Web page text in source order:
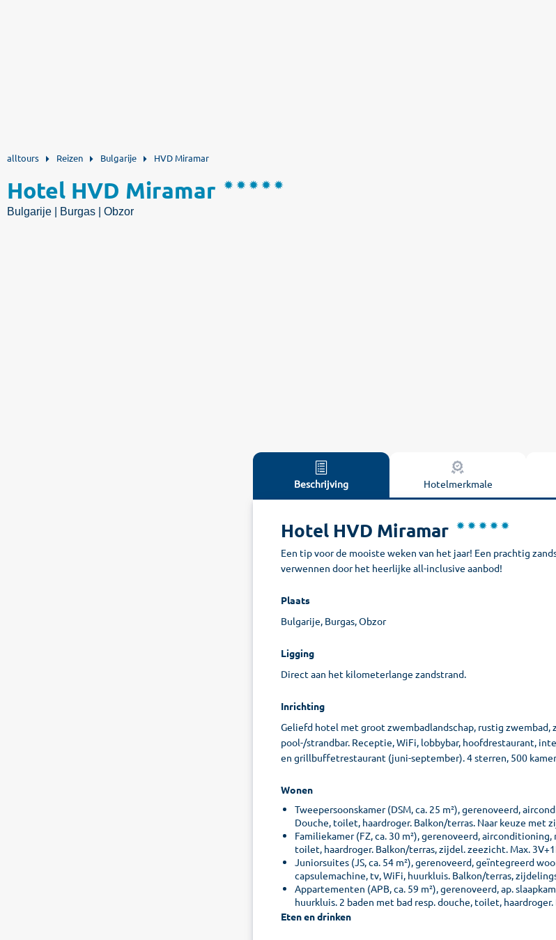
alltours Reizen Bulgarije HVD Miramar
Hotel HVD Miramar
Bulgarije | Burgas | Obzor
Beschrijving Hotelmerkmale
Hotel HVD Miramar
Een tip voor de mooiste weken van het jaar! Een prachtig
verwennen door het heerlijke all-inclusive aanbod!
Plaats
Bulgarije, Burgas, Obzor
Ligging
Direct aan het kilometerlange zandstrand.
Inrichting
Geliefd hotel met groot zwembadlandschap, rustig zwembad,
pool-/strandbar. Receptie, WiFi, lobbybar, hoofdrestaurant,
en grillbuffetrestaurant (juni-september). 4 sterren, 500
Wonen
Tweepersoonskamer (DSM, ca. 25 m²), gerenoveerd,
Douche, toilet, haardroger. Balkon/terras. Naar keuze
Familiekamer (FZ, ca. 30 m²), gerenoveerd,
toilet, haardroger. Balkon/terras, zijdel. zeezicht. Max.
Juniorsuites (JS, ca. 54 m²), gerenoveerd, geïntegreerd
capsulemachine, tv, WiFi, huurkluis. Balkon/terras,
Appartementen (APB, ca. 59 m²), gerenoveerd, ap.
huurkluis. 2 baden met bad resp. douche, toilet,
Eten en drinken